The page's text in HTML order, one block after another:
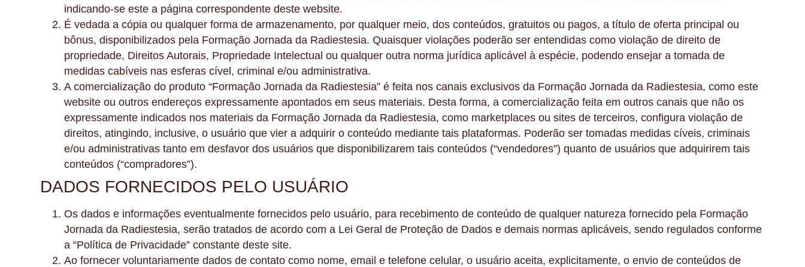
indicando-se este a página correspondente deste website.
É vedada a cópia ou qualquer forma de armazenamento, por qualquer meio, dos conteúdos, gratuitos ou pagos, a título de oferta principal ou
bônus, disponibilizados pela Formação Jornada da Radiestesia. Quaisquer violações poderão ser entendidas como violação de direito de
propriedade, Direitos Autorais, Propriedade Intelectual ou qualquer outra norma jurídica aplicável à espécie, podendo ensejar a tomada de
medidas cabíveis nas esferas cível, criminal e/ou administrativa.
A comercialização do produto “Formação Jornada da Radiestesia” é feita nos canais exclusivos da Formação Jornada da Radiestesia, como este
website ou outros endereços expressamente apontados em seus materiais. Desta forma, a comercialização feita em outros canais que não os
expressamente indicados nos materiais da Formação Jornada da Radiestesia, como marketplaces ou sites de terceiros, configura violação de
direitos, atingindo, inclusive, o usuário que vier a adquirir o conteúdo mediante tais plataformas. Poderão ser tomadas medidas cíveis, criminais
e/ou administrativas tanto em desfavor dos usuários que disponibilizarem tais conteúdos (“vendedores”) quanto de usuários que adquirirem tais
conteúdos (“compradores”).
DADOS FORNECIDOS PELO USUÁRIO
Os dados e informações eventualmente fornecidos pelo usuário, para recebimento de conteúdo de qualquer natureza fornecido pela Formação
Jornada da Radiestesia, serão tratados de acordo com a Lei Geral de Proteção de Dados e demais normas aplicáveis, sendo regulados conforme
a “Política de Privacidade” constante deste site.
Ao fornecer voluntariamente dados de contato como nome, email e telefone celular, o usuário aceita, explicitamente, o envio de conteúdos de